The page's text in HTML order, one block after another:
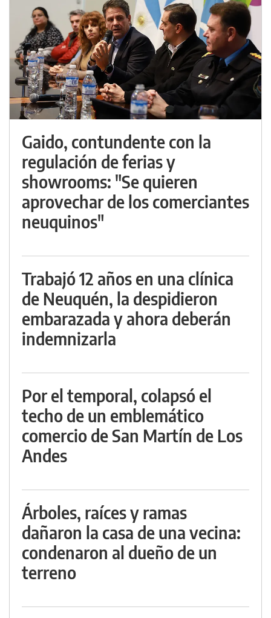
Gaido, contundente con la
regulación de ferias y
showrooms: "Se quieren
aprovechar de los comerciantes
neuquinos"
Trabajó 12 años en una clínica
de Neuquén, la despidieron
embarazada y ahora deberán
indemnizarla
Por el temporal, colapsó el
techo de un emblemático
comercio de San Martín de Los
Andes
Árboles, raíces y ramas
dañaron la casa de una vecina:
condenaron al dueño de un
terreno